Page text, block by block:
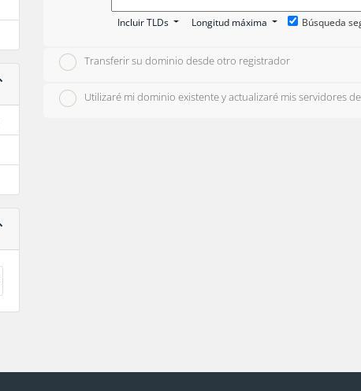
Incluir TLDs Longitud máxima Búsqueda
Transferir su dominio desde otro registrador
Utilizaré mi dominio existente y actualizaré mis servidores